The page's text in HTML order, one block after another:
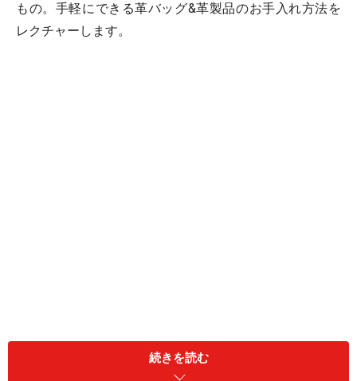
もの。手軽にできる革バッグ&革製品のお手入れ方法を
レクチャーします。
・牛革バックがグーンと長持ちする、基本のお手入れ
エナメル革は、専用の汚れ落としローションでケア
続きを読む